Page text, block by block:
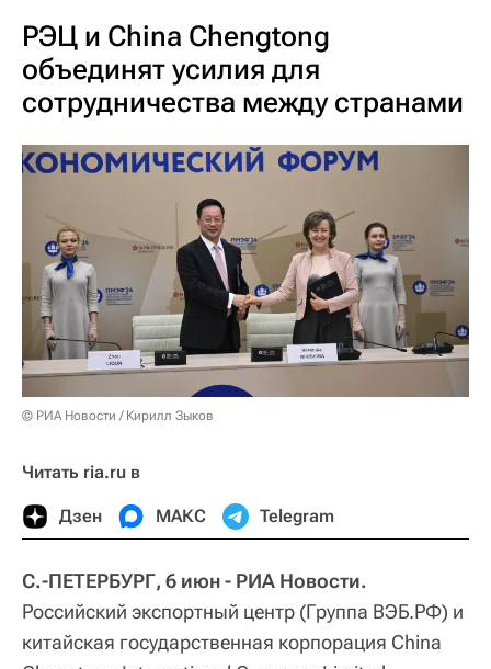
РЭЦ и China Chengtong
объединят усилия для
сотрудничества между странами
© РИА Новости / Кирилл Зыков
Читать ria.ru в
Дзен МАКС Telegram
С.-ПЕТЕРБУРГ, 6 июн - РИА Новости.
Российский экспортный центр (Группа ВЭБ.РФ) и
китайская государственная корпорация China